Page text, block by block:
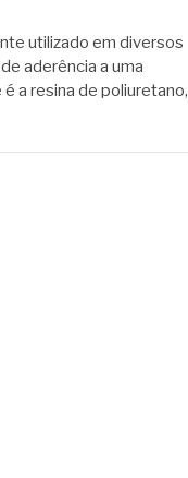
utilizado em diversos
aderência a uma
a resina de poliuretano,